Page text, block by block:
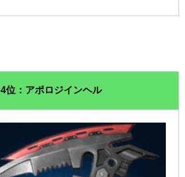
4位：アポロジインヘル